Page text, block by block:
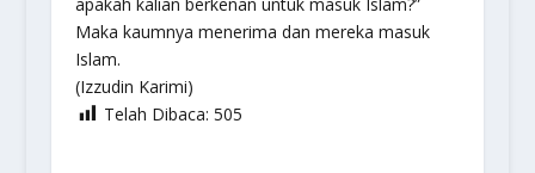
Maka kaumnya menerima dan mereka masuk
Islam.
(Izzudin Karimi)
Telah Dibaca: 505